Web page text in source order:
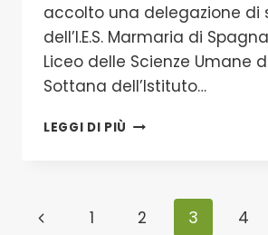
accolto una delegazione di
dell’I.E.S. Marmaria di
Liceo delle Scienze Umane
Sottana dell’Istituto…
LEGGI DI PIÙ UNA
DELL’I.E.S.
MARMARIA
Navigazione
Pagina 1 2 3 4